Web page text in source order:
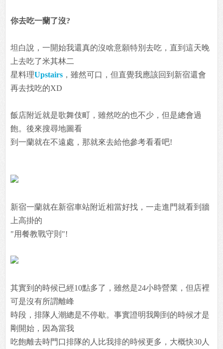
你去吃一蘭了沒?
坦白說，一開始我還真的沒啥意願特別去吃，直到這天晚
上去吃了米其林二
星料理Upstairs ，雖然可口，但直覺我應該回到新宿還會
再去找吃的XD
飯店附近就是歌舞伎町，雖然吃的也不少，但是總會過
飽。後來搜尋地圖看
到一蘭就在不遠處，那就來去給他參考看看吧!
新宿一蘭就在新宿車站附近相當好找，一走進門就看到牆
上高掛的
"用餐教戰守則"!
其實到的時候已經10點多了，雖然是24小時營業，但店裡
可是沒有所謂離峰
時段，排隊人潮總是不停歇。事實證明我剛到的時候才是
剛開始，因為當我
吃飽離去時門口排隊的人比我排的時候更多，大概快30人